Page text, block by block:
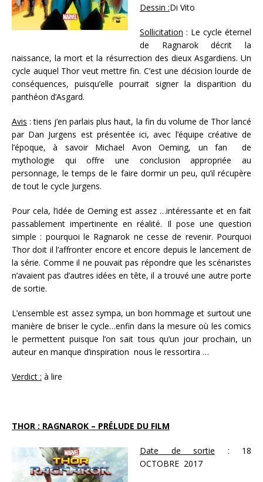
Dessin :Di Vito
Sollicitation : Le cycle éternel
de Ragnarok décrit la
naissance, la mort et la résurrection des dieux Asgardiens. Un
cycle auquel Thor veut mettre fin. C’est une décision lourde de
conséquences, puisqu’elle pourrait signer la disparition du
panthéon d’Asgard.
Avis : tiens j’en parlais plus haut, la fin du volume de Thor lancé
par Dan Jurgens est présentée ici, avec l’équipe créative de
l’époque, à savoir Michael Avon Oeming, un fan de
mythologie qui offre une conclusion appropriée au
personnage, le temps de le faire dormir un peu, qu’il récupère
de tout le cycle Jurgens.
Pour cela, l’idée de Oeming est assez …intéressante et en fait
passablement impertinente en réalité. Il pose une question
simple : pourquoi le Ragnarok ne cesse de revenir. Pourquoi
Thor doit il l’affronter encore et encore depuis le lancement de
la série. Comme il ne pouvait pas répondre que les scénaristes
n’avaient pas d’autres idées en tête, il a trouvé une autre porte
de sortie.
L’ensemble est assez sympa, un bon hommage et surtout une
manière de briser le cycle…enfin dans la mesure où les comics
le permettent puisque l’on sait tous qu’un jour prochain, un
auteur en manque d’inspiration nous le ressortira …
Verdict : à lire
THOR : RAGNAROK – PRÉLUDE DU FILM
Date de sortie : 18
OCTOBRE 2017